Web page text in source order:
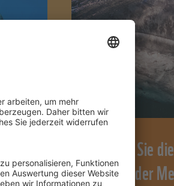
Retten Sie
Riesen der